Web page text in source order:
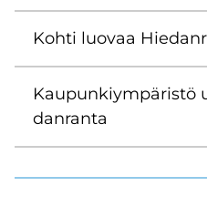
Kohti luo­vaa
Kau­pun­kiym­pä­ris­tö
dan­ran­ta